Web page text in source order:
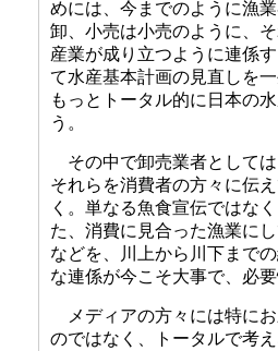
めには、今までのように漁
卸、小売は小売のように、
産業が成り立つように連係
て水産基本計画の見直しを
もっとトータル的に日本の
う。
その中で卸売業者として
それらを消費者の方々に伝
く。単なる魚食宣伝ではな
た、消費に見合った漁業に
などを、川上から川下まで
な連係が今こそ大事で、必
メディアの方々には特に
のではなく、トータルで考